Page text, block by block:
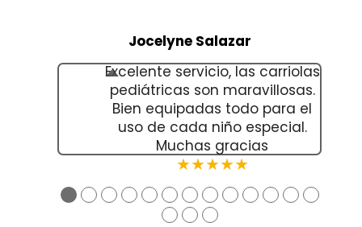
Jocelyne Salazar
Excelente servicio, las carriolas
pediátricas son maravillosas.
Bien equipadas todo para el
uso de cada niño especial.
Muchas gracias
★★★★★
●●●●●●●●●●●●●
●●●